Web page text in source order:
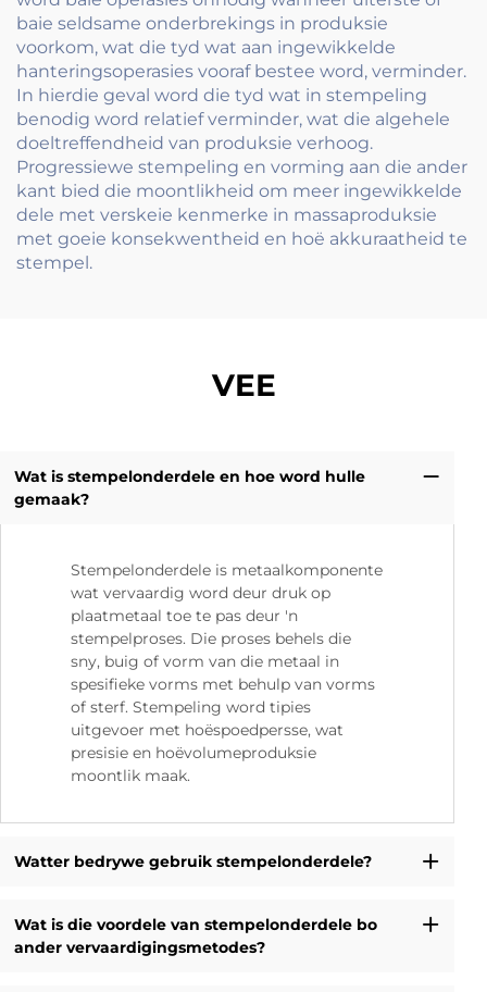
baie seldsame onderbrekings in produksie
voorkom, wat die tyd wat aan ingewikkelde
hanteringsoperasies vooraf bestee word, verminder.
In hierdie geval word die tyd wat in stempeling
benodig word relatief verminder, wat die algehele
doeltreffendheid van produksie verhoog.
Progressiewe stempeling en vorming aan die ander
kant bied die moontlikheid om meer ingewikkelde
dele met verskeie kenmerke in massaproduksie
met goeie konsekwentheid en hoë akkuraatheid te
stempel.
VEE
Wat is stempelonderdele en hoe word hulle
gemaak?
Stempelonderdele is metaalkomponente
wat vervaardig word deur druk op
plaatmetaal toe te pas deur 'n
stempelproses. Die proses behels die
sny, buig of vorm van die metaal in
spesifieke vorms met behulp van vorms
of sterf. Stempeling word tipies
uitgevoer met hoëspoedpersse, wat
presisie en hoëvolumeproduksie
moontlik maak.
Watter bedrywe gebruik stempelonderdele?
Wat is die voordele van stempelonderdele bo
ander vervaardigingsmetodes?